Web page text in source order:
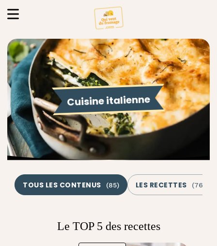
Cuisine italienne
TOUS LES CONTENUS (85) LES RECETTES (76
Le TOP 5 des recettes